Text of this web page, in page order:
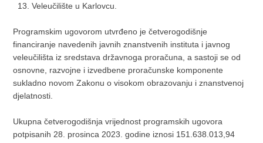
Veleučilište u Karlovcu.
Programskim ugovorom utvrđeno je četverogodišnje
financiranje navedenih javnih znanstvenih instituta i javnog
veleučilišta iz sredstava državnoga proračuna, a sastoji se od
osnovne, razvojne i izvedbene proračunske komponente
sukladno novom Zakonu o visokom obrazovanju i znanstvenoj
djelatnosti.
Ukupna četverogodišnja vrijednost programskih ugovora
potpisanih 28. prosinca 2023. godine iznosi 151.638.013,94